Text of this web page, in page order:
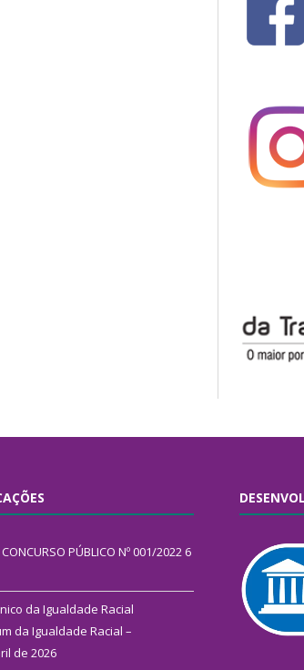
PÚBLICO Nº 001/2022 6
da Igualdade Racial
da Igualdade Racial –
de 2026